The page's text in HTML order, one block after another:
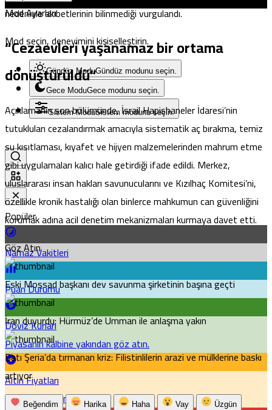
Mod Ayarları
Mod seçin, deneyimini kişiselleştirin.
Gündüz ModuGündüz modunu seçin.
Gece ModuGece modunu seçin.
Sistem ModuSistem modunu seçin.
Popüler
Namaz Vakitleri
Puan Durumu
Döviz Kurları
Piyasanın kalbine yakından göz atın.
Altın Fiyatları
Emtia'larda son durum!
nedeniyle akıbetlerinin bilinmediği vurgulandı.
“Cezaevleri yaşanamaz bir ortama
dönüştürüldü”
Açıklamanın son bölümünde, İsrail Hapishaneler İdaresi’nin
tutukluları cezalandırmak amacıyla sistematik aç bırakma, temiz
su kısıtlaması, kıyafet ve hijyen malzemelerinden mahrum etme
gibi uygulamaları kalıcı hale getirdiği ifade edildi. Merkez,
uluslararası insan hakları savunucularını ve Kızılhaç Komitesi’ni,
özellikle kronik hastalığı olan binlerce mahkumun can güvenliğini
korumak adına acil denetim mekanizmaları kurmaya davet etti.
Göz Atın
Eski Mossad başkanı dev savunma şirketinin başına geçti
İran duyurdu: Hürmüz’de Umman ile anlaşma yakın
Batı Şeria’da tırmanan kriz: Filistinlilerin arazi ve mülklerine baskı
artıyor
Beğendim Harika Haha Vay Üzgün